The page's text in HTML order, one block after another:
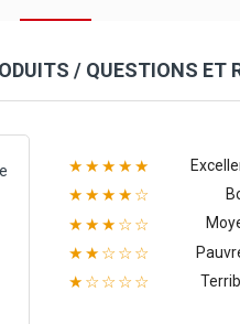
/ QUESTIONS ET
★★★★★
★★★★☆
★★★☆☆
★★☆☆☆
★☆☆☆☆